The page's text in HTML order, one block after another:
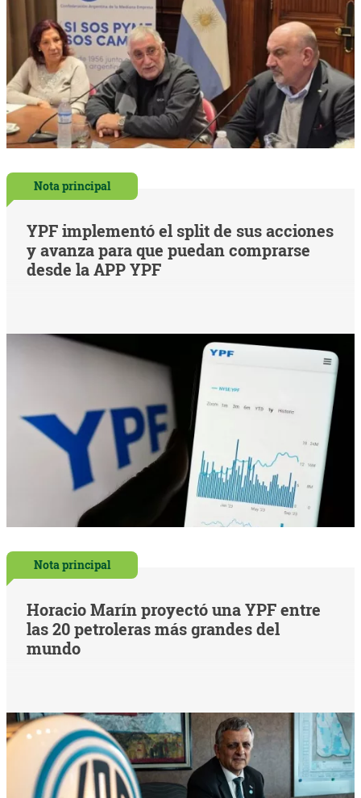
Nota principal
YPF implementó el split de sus acciones
y avanza para que puedan comprarse
desde la APP YPF
Nota principal
Horacio Marín proyectó una YPF entre
las 20 petroleras más grandes del
mundo